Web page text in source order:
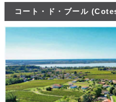
コート・ド・ブール